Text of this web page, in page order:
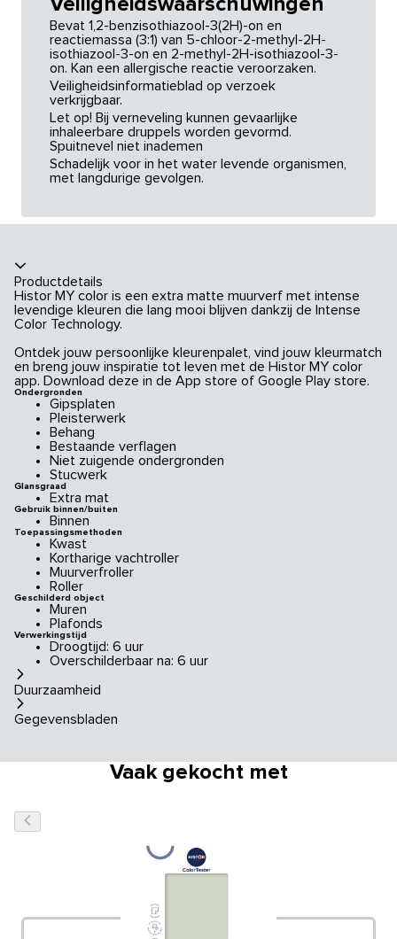
Bevat 1,2-benzisothiazool-3(2H)-on en
reactiemassa (3:1) van 5-chloor-2-methyl-2H-
isothiazool-3-on en 2-methyl-2H-isothiazool-3-
on. Kan een allergische reactie veroorzaken.
Veiligheidsinformatieblad op verzoek
verkrijgbaar.
Let op! Bij verneveling kunnen gevaarlijke
inhaleerbare druppels worden gevormd.
Spuitnevel niet inademen
Schadelijk voor in het water levende organismen,
met langdurige gevolgen.
Productdetails
Histor MY color is een extra matte muurverf met intense
levendige kleuren die lang mooi blijven dankzij de Intense
Color Technology.
Ontdek jouw persoonlijke kleurenpalet, vind jouw kleurmatch
en breng jouw inspiratie tot leven met de Histor MY color
app. Download deze in de App store of Google Play store.
Ondergronden
Gipsplaten
Pleisterwerk
Behang
Bestaande verflagen
Niet zuigende ondergronden
Stucwerk
Glansgraad
Extra mat
Gebruik binnen/buiten
Binnen
Toepassingsmethoden
Kwast
Kortharige vachtroller
Muurverfroller
Roller
Geschilderd object
Muren
Plafonds
Verwerkingstijd
Droogtijd: 6 uur
Overschilderbaar na: 6 uur
Duurzaamheid
Gegevensbladen
Vaak gekocht met